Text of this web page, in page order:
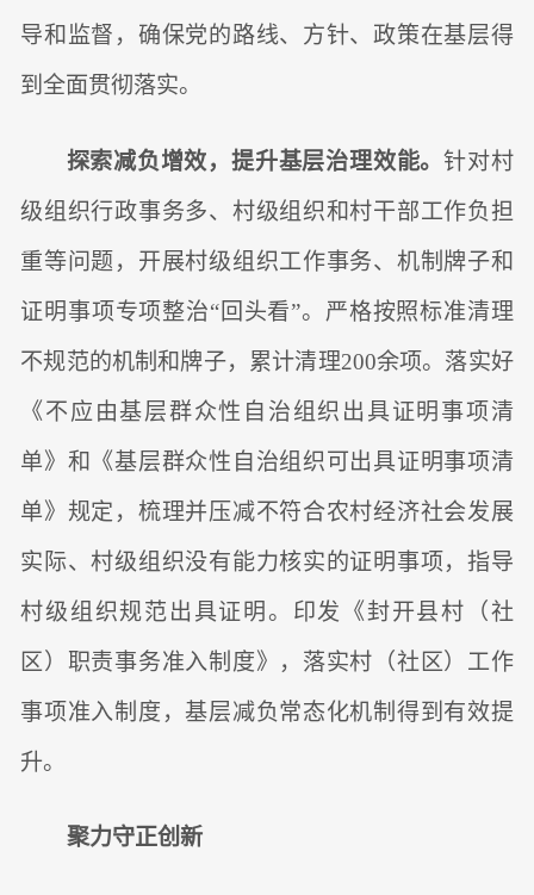
导和监督，确保党的路线、方针、政策在基层得
到全面贯彻落实。
探索减负增效，提升基层治理效能。针对村
级组织行政事务多、村级组织和村干部工作负担
重等问题，开展村级组织工作事务、机制牌子和
证明事项专项整治“回头看”。严格按照标准清理
不规范的机制和牌子，累计清理200余项。落实好
《不应由基层群众性自治组织出具证明事项清
单》和《基层群众性自治组织可出具证明事项清
单》规定，梳理并压减不符合农村经济社会发展
实际、村级组织没有能力核实的证明事项，指导
村级组织规范出具证明。印发《封开县村（社
区）职责事务准入制度》，落实村（社区）工作
事项准入制度，基层减负常态化机制得到有效提
升。
聚力守正创新